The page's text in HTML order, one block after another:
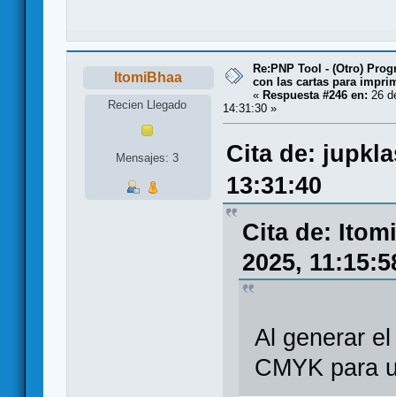
ItomiBhaa
Recien Llegado
Mensajes: 3
Re:PNP Tool - (Otro)
con las cartas para
« Respuesta #246 en: 26
14:31:30 »
Cita de:
13:31:40
Cita de:
2025,
Al generar
CMYK para